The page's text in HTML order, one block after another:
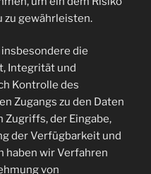
zu gewährleisten.
die
Integrität und
Kontrolle des
Zugangs zu den Daten
Zugriffs, der Eingabe,
der Verfügbarkeit und
haben wir Verfahren
von